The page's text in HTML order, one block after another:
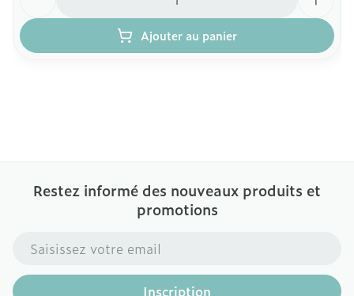
Ajouter au panier
Restez informé des nouveaux produits et
promotions
Adresse mail
Inscription